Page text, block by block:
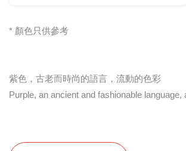
* 顏色只供參考
紫色，古老而時尚的語言，流動的色彩
Purple, an ancient and fashionable language,